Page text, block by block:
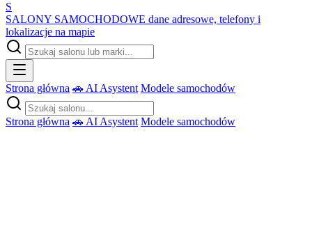
S
SALONY SAMOCHODOWE dane adresowe, telefony i
lokalizacje na mapie
Strona główna 🚗 AI Asystent Modele samochodów
Strona główna 🚗 AI Asystent Modele samochodów